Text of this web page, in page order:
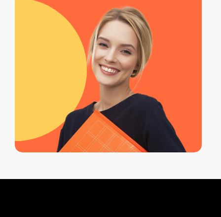
Adaptamos la aplicación de la prueba IPP-
R y las sesiones de orientación para
atender a grupos de estudiantes, con
opciones de informes individuales, talleres
grupales y devoluciones personalizadas o
en conjunto. Si representas a una
institución, contáctanos para diseñar una
propuesta a la medida de tus
necesidades.